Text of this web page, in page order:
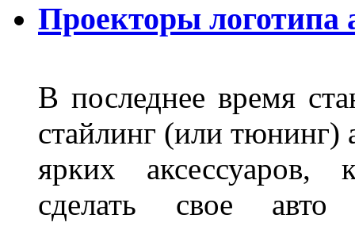
Проекторы логотипа
В последнее время
стайлинг (или тюнинг)
ярких аксессуаров,
сделать свое